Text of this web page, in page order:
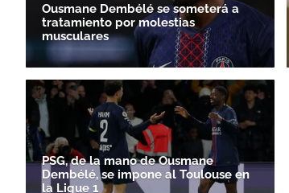
Ousmane Dembélé se someterá a
tratamiento por molestias
musculares
PSG, de la mano de Ousmane
Dembélé, se impone al Toulouse en
la Ligue 1